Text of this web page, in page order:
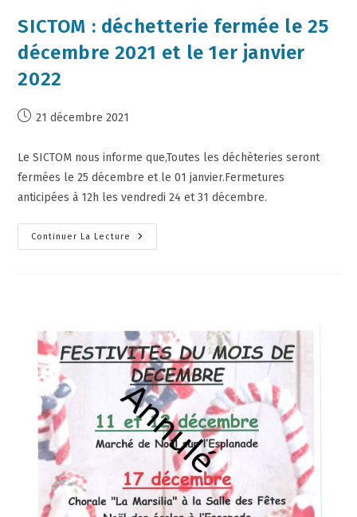
SICTOM : déchetterie fermée le 25
décembre 2021 et le 1er janvier
2022
21 décembre 2021
Le SICTOM nous informe que,Toutes les déchèteries seront
fermées le 25 décembre et le 01 janvier.Fermetures
anticipées à 12h les vendredi 24 et 31 décembre.
Continuer La Lecture